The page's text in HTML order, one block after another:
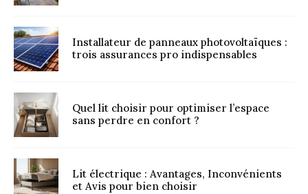
Installateur de panneaux photovoltaïques :
trois assurances pro indispensables
Quel lit choisir pour optimiser l’espace
sans perdre en confort ?
Lit électrique : Avantages, Inconvénients
et Avis pour bien choisir